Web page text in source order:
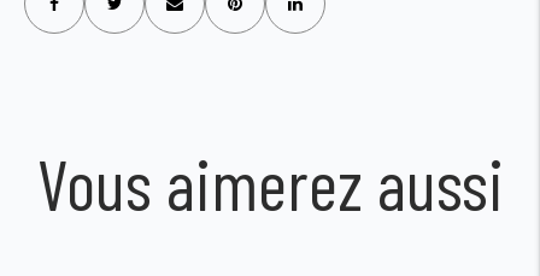
Vous aimerez aussi